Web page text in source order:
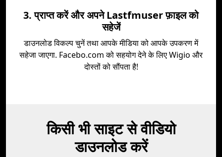
3. प्राप्त करें और अपने Lastfmuser फ़ाइल को
सहेजें
डाउनलोड विकल्प चुनें तथा आपके मीडिया को आपके उपकरण में
सहेजा जाएगा. Facebo.com को सहयोग देने के लिए Wigio और
दोस्तों को सौंपता है!
किसी भी साइट से वीडियो
डाउनलोड करें